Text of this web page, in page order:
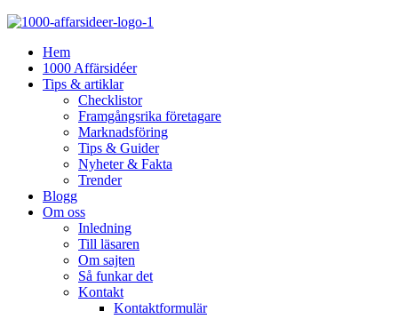
Hem
1000 Affärsidéer
Tips & artiklar
Checklistor
Framgångsrika företagare
Marknadsföring
Tips & Guider
Nyheter & Fakta
Trender
Blogg
Om oss
Inledning
Till läsaren
Om sajten
Så funkar det
Kontakt
Kontaktformulär